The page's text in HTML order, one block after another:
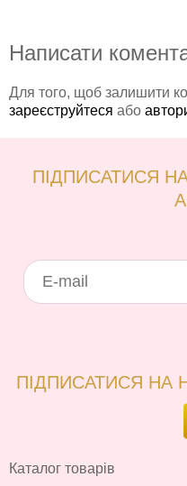
Написати
Для того, щоб залишити
зареєструйтеся або
ПІДПИСАТИСЯ
ПІДПИСАТИСЯ НА
Каталог товарів